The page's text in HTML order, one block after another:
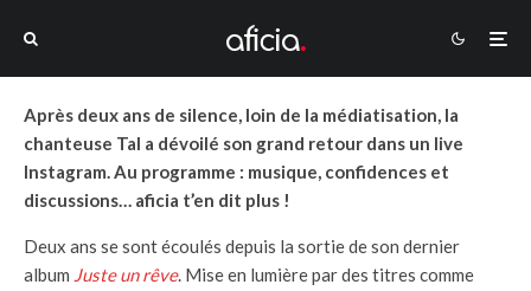
Après deux ans de silence, loin de la médiatisation, la
chanteuse Tal a dévoilé son grand retour dans un live
Instagram. Au programme : musique, confidences et
discussions… aficia t’en dit plus !
Deux ans se sont écoulés depuis la sortie de son dernier
album Juste un rêve. Mise en lumière par des titres comme